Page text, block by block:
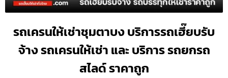
รถเครนให้เช่าชุมตาบง บริการรถเฮี๊ยบรับ
จ้าง รถเครนให้เช่า และ บริการ รถยกรถ
สไลด์ ราคาถูก